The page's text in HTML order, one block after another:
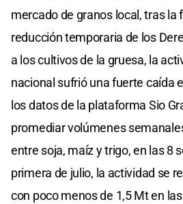
mercado de granos local, tras la
reducción temporaria de los
a los cultivos de la gruesa, la
nacional sufrió una fuerte caída
los datos de la plataforma Sio
promediar volúmenes
entre soja, maíz y trigo, en las 8
primera de julio, la actividad se
con poco menos de 1,5 Mt en